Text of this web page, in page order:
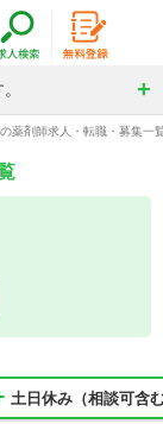
薬剤師求人・転職・募集一
土日休み（相談可含